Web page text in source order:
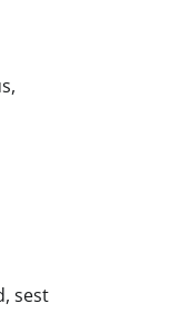
sest